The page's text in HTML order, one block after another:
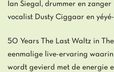
Ian Siegal, drummer en
vocalist Dusty Ciggaar en
50 Years The Last Waltz in
eenmalige live-ervaring
wordt gevierd met de energie